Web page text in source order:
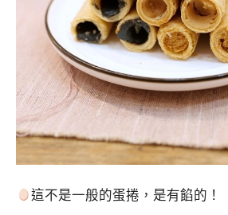
這不是一般的蛋捲，是有餡的！